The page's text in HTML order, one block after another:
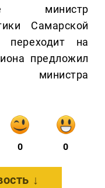
министр
Самарской
переходит на
предложил
министра
0 0
↓